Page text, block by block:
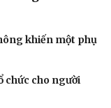
nhật, điều chỉnh